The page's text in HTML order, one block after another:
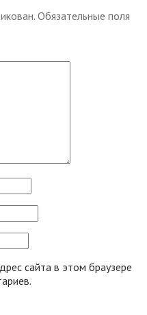
Обязательные поля
сайта в этом браузере